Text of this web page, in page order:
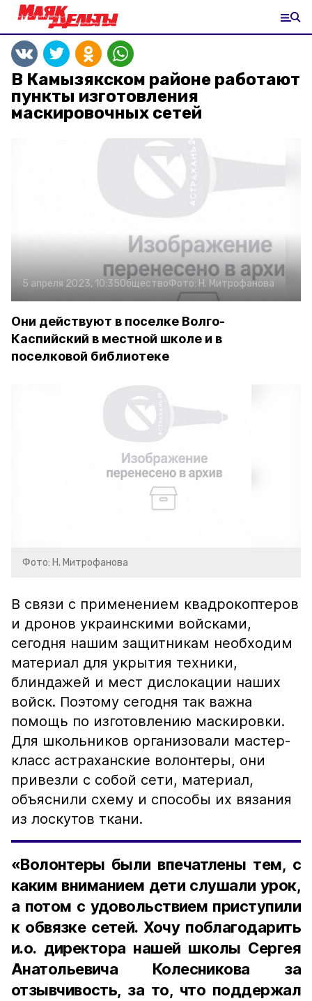
В Камызякском районе работают
пункты изготовления
маскировочных сетей
5 апреля 2023, 10:35ОбществоФото: Н. Митрофанова
Они действуют в поселке Волго-
Каспийский в местной школе и в
поселковой библиотеке
Фото: Н. Митрофанова
В связи с применением квадрокоптеров
и дронов украинскими войсками,
сегодня нашим защитникам необходим
материал для укрытия техники,
блиндажей и мест дислокации наших
войск. Поэтому сегодня так важна
помощь по изготовлению маскировки.
Для школьников организовали мастер-
класс астраханские волонтеры, они
привезли с собой сети, материал,
объяснили схему и способы их вязания
из лоскутов ткани.
«Волонтеры были впечатлены тем, с
каким вниманием дети слушали урок,
а потом с удовольствием приступили
к обвязке сетей. Хочу поблагодарить
и.о. директора нашей школы Сергея
Анатольевича Колесникова за
отзывчивость, за то, что поддержал